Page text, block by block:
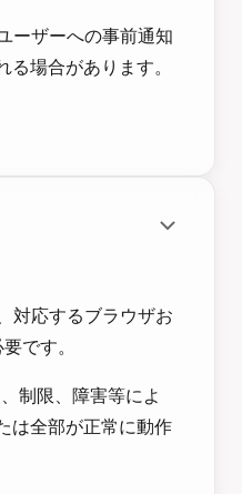
ーザーへの事前通知
場合があります。
対応するブラウザお
です。
制限、障害等によ
は全部が正常に動作